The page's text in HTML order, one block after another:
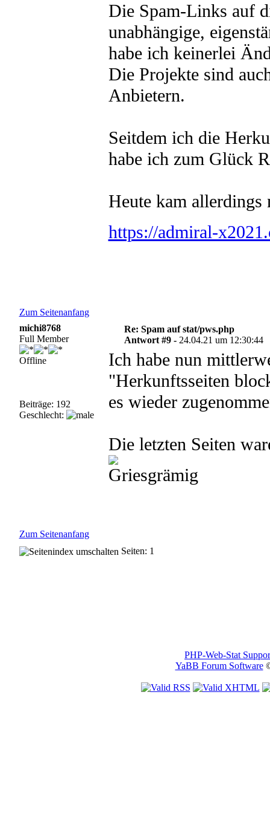
Die Spam-Links auf
unabhängige,
habe ich keinerlei
Die Projekte sind
Anbietern.
Seitdem ich die
habe ich zum Glück
Heute kam
https://admiral-
Zum Seitenanfang
michi8768
Full Member
Offline
Beiträge: 192
Geschlecht:
Re: Spam auf stat/pws.php
Antwort #9 - 24.04.21 um 12:30:44
Ich habe nun
"Herkunftsseiten
es wieder
Die letzten Seiten
Zum Seitenanfang
Seiten: 1
PHP-Web-Stat
YaBB Forum Software©